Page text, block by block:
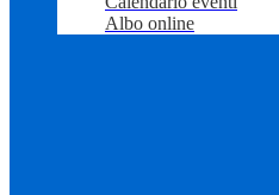
Albo online